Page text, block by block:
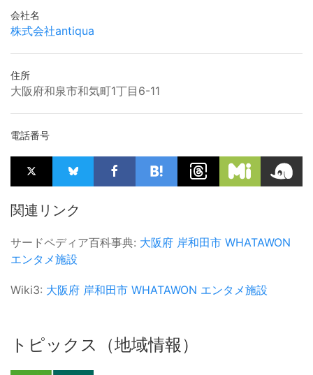
会社名
株式会社antiqua
住所
大阪府和泉市和気町1丁目6-11
電話番号
関連リンク
サードペディア百科事典: 大阪府 岸和田市 WHATAWON
エンタメ施設
Wiki3: 大阪府 岸和田市 WHATAWON エンタメ施設
トピックス（地域情報）